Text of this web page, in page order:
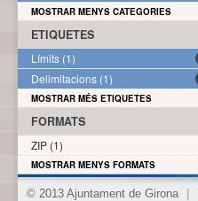
MOSTRAR MENYS CATEGORIES
ETIQUETES
Límits (1)
Delimitacions (1)
MOSTRAR MÉS ETIQUETES
FORMATS
ZIP (1)
MOSTRAR MENYS FORMATS
© 2013 Ajuntament de Girona